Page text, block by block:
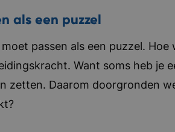
als een puzzel
passen als een puzzel.
Want soms heb je
zetten. Daarom doorgronden